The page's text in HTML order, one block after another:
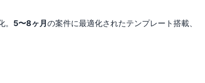
5〜8ヶ月の案件に最適化されたテンプレート搭載、